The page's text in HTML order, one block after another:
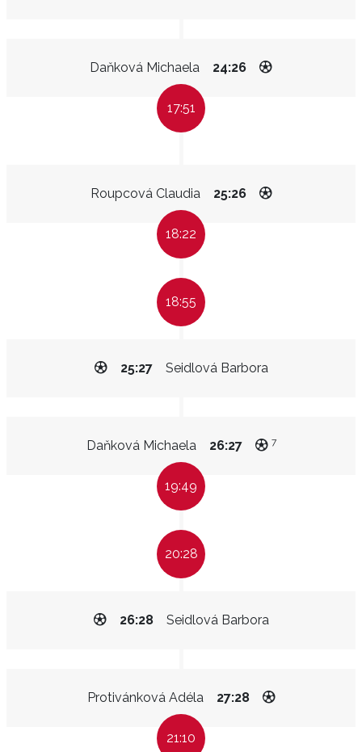
Daňková Michaela 24:26
17:51
Roupcová Claudia 25:26
18:22
18:55
Seidlová Barbora
25:27
Daňková Michaela 26:27 7
19:49
20:28
Seidlová Barbora
26:28
Protivánková Adéla 27:28
21:10